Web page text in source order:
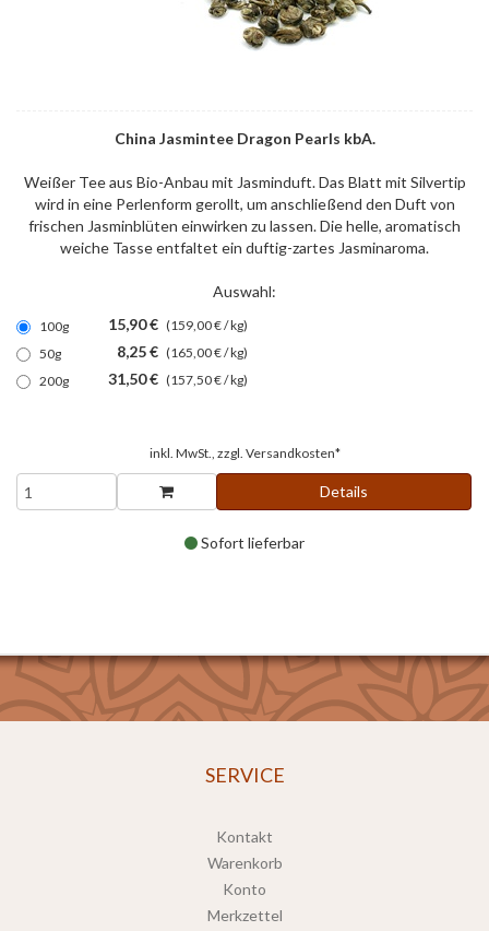
China Jasmintee Dragon Pearls kbA.
Weißer Tee aus Bio-Anbau mit Jasminduft. Das Blatt mit Silvertip
wird in eine Perlenform gerollt, um anschließend den Duft von
frischen Jasminblüten einwirken zu lassen. Die helle, aromatisch
weiche Tasse entfaltet ein duftig-zartes Jasminaroma.
Auswahl:
100g 15,90 € (159,00 € / kg)
50g
8,25 € (165,00 € / kg)
200g
31,50 € (157,50 € / kg)
inkl. MwSt., zzgl. Versandkosten*
Details
Sofort lieferbar
SERVICE
Kontakt
Warenkorb
Konto
Merkzettel